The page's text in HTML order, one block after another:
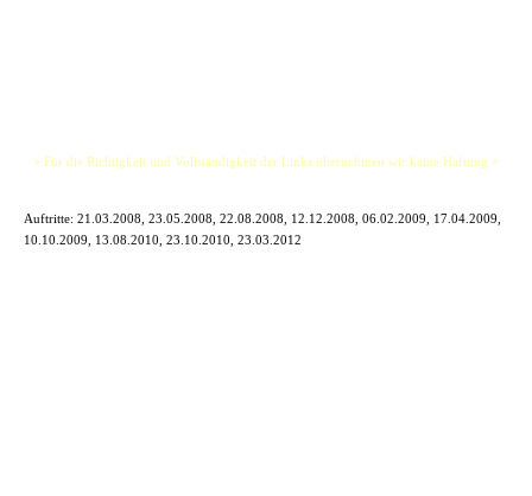
+ Für die Richtigkeit und Vollständigkeit der Links übernehmen wir keine Haftung +
Auftritte: 21.03.2008, 23.05.2008, 22.08.2008, 12.12.2008, 06.02.2009, 17.04.2009,
10.10.2009, 13.08.2010, 23.10.2010, 23.03.2012